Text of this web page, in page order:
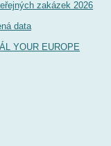
zakázek 2026
data
YOUR EUROPE